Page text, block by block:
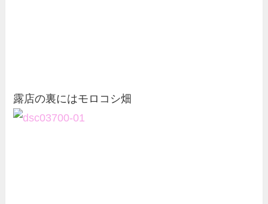
露店の裏にはモロコシ畑